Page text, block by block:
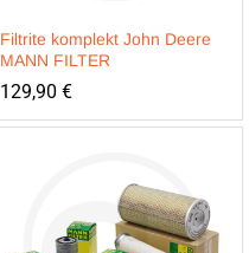
Filtrite komplekt John Deere
MANN FILTER
129,90 €